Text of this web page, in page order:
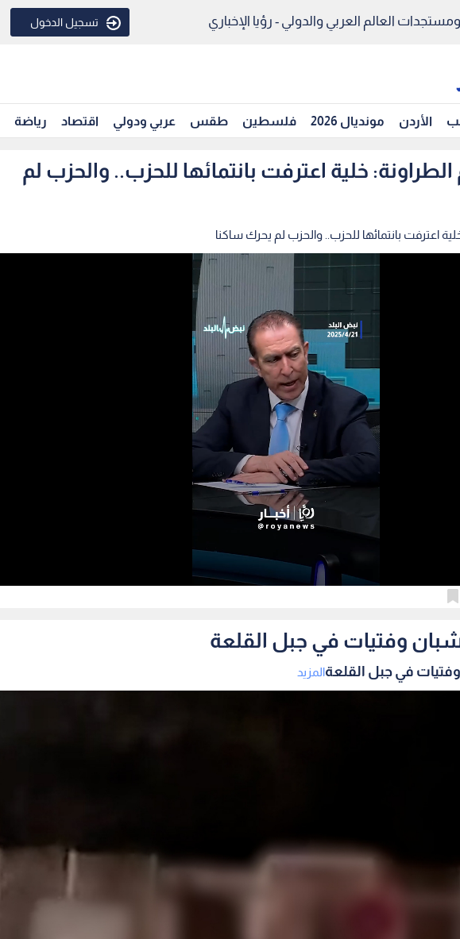
ومستجدات العالم العربي والدولي - رؤيا الإخباري تسجيل الدخول
الأردن مونديال 2026 فلسطين طقس عربي ودولي اقتصاد رياضة
الطراونة: خلية اعترفت بانتمائها للحزب.. والحزب لم
خلية اعترفت بانتمائها للحزب.. والحزب لم يحرك ساكنا
وفتيات في جبل القلعة
في جبل القلعةالمزيد